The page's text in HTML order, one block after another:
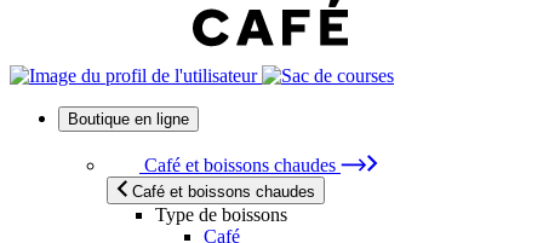
Boutique en ligne
Café et boissons chaudes
Café et boissons chaudes
Type de boissons
Café